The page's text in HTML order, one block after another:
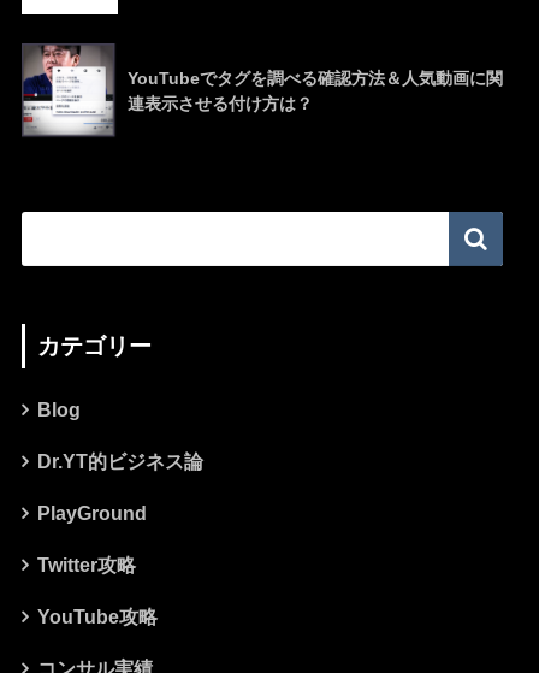
YouTubeでタグを調べる確認方法＆人気動画に関
連表示させる付け方は？
カテゴリー
Blog
Dr.YT的ビジネス論
PlayGround
Twitter攻略
YouTube攻略